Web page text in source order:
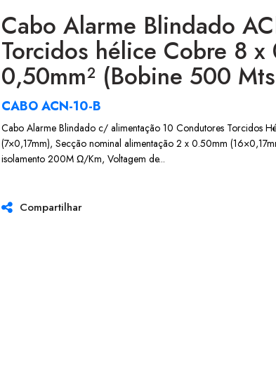
Cabo Alarme Blindado
Torcidos hélice Cobre 8 x
0,50mm² (Bobine 500
CABO ACN-10-B
Cabo Alarme Blindado c/ alimentação 10 Condutores Torcidos
(7×0,17mm), Secção nominal alimentação 2 x 0.50mm
isolamento 200M Ω/Km, Voltagem de...
Compartilhar